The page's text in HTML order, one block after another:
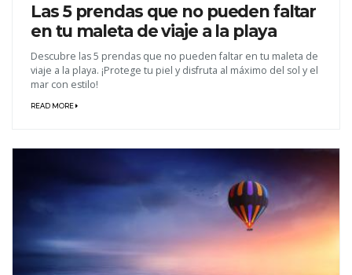
Las 5 prendas que no pueden faltar
en tu maleta de viaje a la playa
Descubre las 5 prendas que no pueden faltar en tu maleta de
viaje a la playa. ¡Protege tu piel y disfruta al máximo del sol y el
mar con estilo!
READ MORE